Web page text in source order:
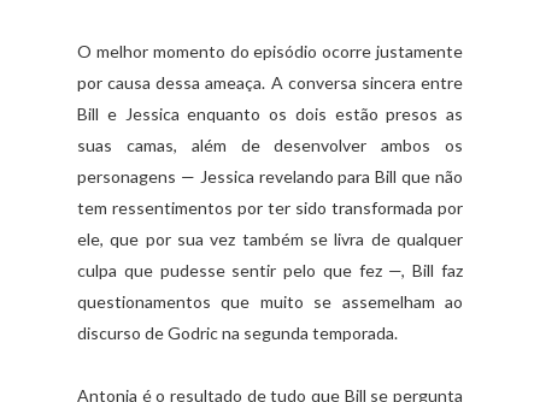
O melhor momento do episódio ocorre justamente
por causa dessa ameaça. A conversa sincera entre
Bill e Jessica enquanto os dois estão presos as
suas camas, além de desenvolver ambos os
personagens — Jessica revelando para Bill que não
tem ressentimentos por ter sido transformada por
ele, que por sua vez também se livra de qualquer
culpa que pudesse sentir pelo que fez —, Bill faz
questionamentos que muito se assemelham ao
discurso de Godric na segunda temporada.
Antonia é o resultado de tudo que Bill se pergunta